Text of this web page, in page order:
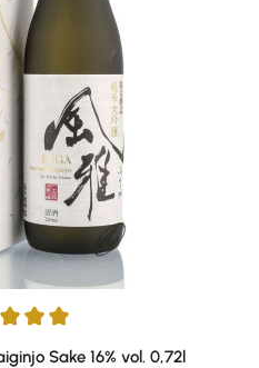
von 5 von 5 Sternen
Sake 16% vol. 0,72l